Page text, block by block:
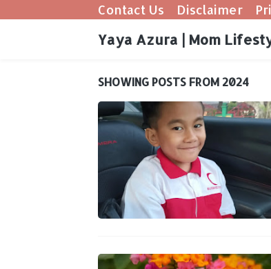
Contact Us Disclaimer
Yaya Azura | Mom
SHOWING POSTS FROM 2024